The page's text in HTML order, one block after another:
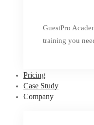
GuestPro
training you
Pricing
Case Study
Company